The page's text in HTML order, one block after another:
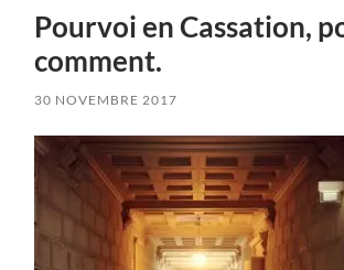
Pourvoi en Cassation,
comment.
30 NOVEMBRE 2017